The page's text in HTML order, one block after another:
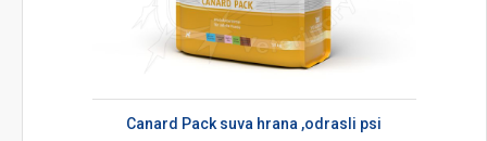
Canard Pack suva hrana ,odrasli psi